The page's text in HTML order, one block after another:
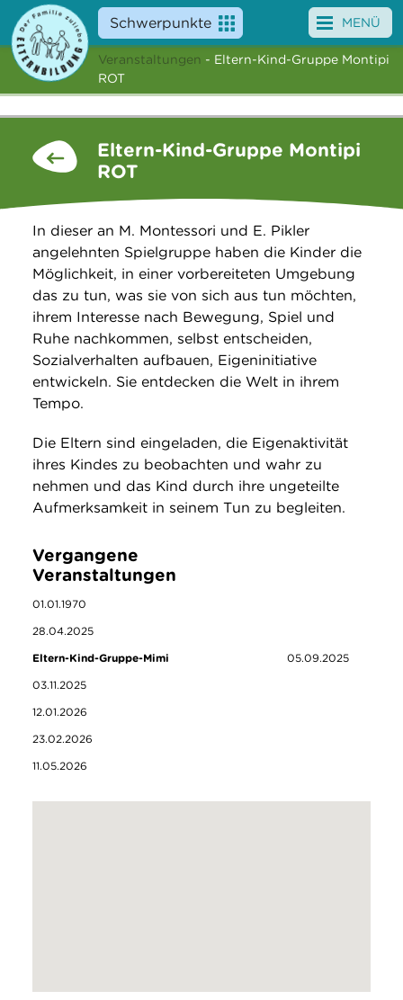
Schwerpunkte
Angebote
News
Über uns
Suche
MENÜ
Veranstaltungen - Eltern-Kind-Gruppe Montipi
ROT
Eltern-Kind-Gruppe Montipi
ROT
In dieser an M. Montessori und E. Pikler
angelehnten Spielgruppe haben die Kinder die
Möglichkeit, in einer vorbereiteten Umgebung
das zu tun, was sie von sich aus tun möchten,
ihrem Interesse nach Bewegung, Spiel und
Ruhe nachkommen, selbst entscheiden,
Sozialverhalten aufbauen, Eigeninitiative
entwickeln. Sie entdecken die Welt in ihrem
Tempo.
Die Eltern sind eingeladen, die Eigenaktivität
ihres Kindes zu beobachten und wahr zu
nehmen und das Kind durch ihre ungeteilte
Aufmerksamkeit in seinem Tun zu begleiten.
Vergangene
Veranstaltungen
01.01.1970
28.04.2025
Eltern-Kind-Gruppe-Mimi
05.09.2025
03.11.2025
12.01.2026
23.02.2026
11.05.2026